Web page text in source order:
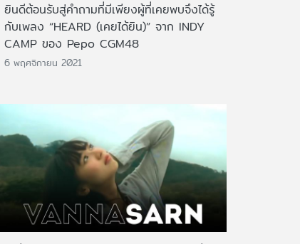
ยินดีต้อนรับสู่คำถามที่มีเพียงผู้ที่เคยพบจึงได้รู้
กับเพลง “HEARD (เคยได้ยิน)” จาก INDY
CAMP ของ Pepo CGM48
6 พฤศจิกายน 2021